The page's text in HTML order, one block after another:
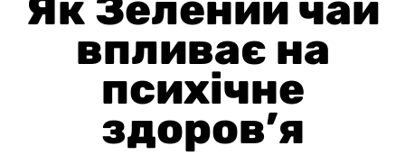
впливає на
психічне
здоров’я